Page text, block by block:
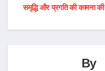
समृद्धि और प्रगति की कामना की
By